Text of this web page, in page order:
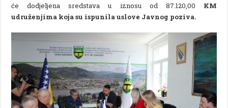
će dodjeljena sredstava u iznosu od 87.120,00
KM
udruženjima koja su ispunila uslove Javnog poziva.